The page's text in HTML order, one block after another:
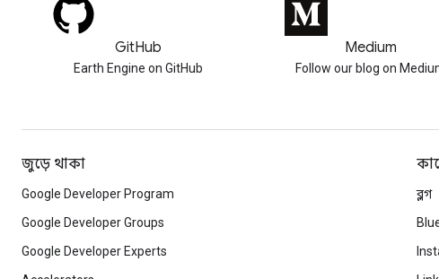
GitHub
Earth Engine on GitHub
Medium
Follow our blog on
জুড়ে থাকা
Google Developer Program
Google Developer Groups
Google Developer Experts
ব্লগ